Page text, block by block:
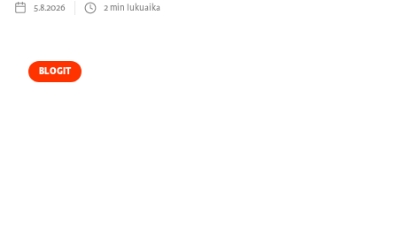
5.8.2026 2min lukuaika
BLOGIT